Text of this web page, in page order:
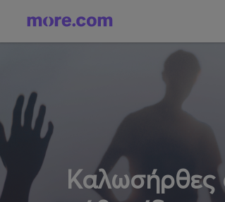
Καλωσήρθες